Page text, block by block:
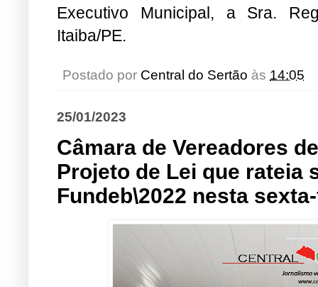
Executivo Municipal, a Sra.
Itaiba/PE.
Postado por Central do Sertão às 14:05
25/01/2023
Câmara de Vereadores
Projeto de Lei que rateia
Fundeb\2022 nesta